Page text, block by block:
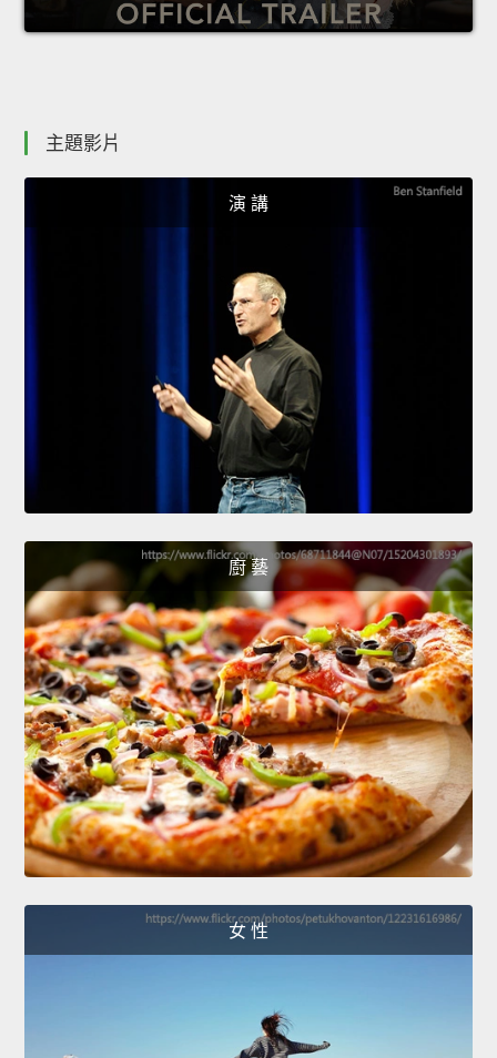
主題影片
演 講
廚 藝
女 性